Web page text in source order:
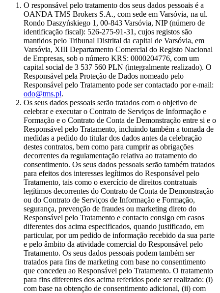
O responsável pelo tratamento dos seus dados pessoais é a
OANDA TMS Brokers S.A., com sede em Varsóvia, na ul.
Rondo Daszyńskiego 1, 00-843 Varsóvia, NIP (número de
identificação fiscal): 526-275-91-31, cujos registos são
mantidos pelo Tribunal Distrital da capital de Varsóvia, em
Varsóvia, XIII Departamento Comercial do Registo Nacional
de Empresas, sob o número KRS: 0000204776, com um
capital social de 3 537 560 PLN (integralmente realizado). O
Responsável pela Proteção de Dados nomeado pelo
Responsável pelo Tratamento pode ser contactado por e-mail:
odo@tms.pl.
Os seus dados pessoais serão tratados com o objetivo de
celebrar e executar o Contrato de Serviços de Informação e
Formação e o Contrato de Conta de Demonstração entre si e o
Responsável pelo Tratamento, incluindo também a tomada de
medidas a pedido do titular dos dados antes da celebração
destes contratos, bem como para cumprir as obrigações
decorrentes da regulamentação relativa ao tratamento do
consentimento. Os seus dados pessoais serão também tratados
para efeitos dos interesses legítimos do Responsável pelo
Tratamento, tais como o exercício de direitos contratuais
legítimos decorrentes do Contrato de Conta de Demonstração
ou do Contrato de Serviços de Informação e Formação,
segurança, prevenção de fraudes ou marketing direto do
Responsável pelo Tratamento e contacto consigo em casos
diferentes dos acima especificados, quando justificado, em
particular, por um pedido de informação recebido da sua parte
e pelo âmbito da atividade comercial do Responsável pelo
Tratamento. Os seus dados pessoais podem também ser
tratados para fins de marketing com base no consentimento
que concedeu ao Responsável pelo Tratamento. O tratamento
para fins diferentes dos acima referidos pode ser realizado: (i)
com base na obtenção de consentimento adicional, (ii) com